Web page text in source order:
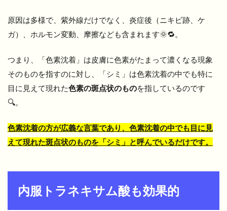
原因は多様で、紫外線だけでなく、炎症後（ニキビ跡、ケ
ガ）、ホルモン変動、摩擦なども含まれます🌞🔁。
つまり、「色素沈着」は皮膚に色素がたまって濃くなる現象
そのものを指すのに対し、「シミ」は色素沈着の中でも特に
目に見えて現れた色素の斑点状のものを指しているのです
🔍。
色素沈着の方が広義な言葉であり、色素沈着の中でも目に見
えて現れた斑点状のものを「シミ」と呼んでいるだけです。
内服トラネキサム酸も効果的